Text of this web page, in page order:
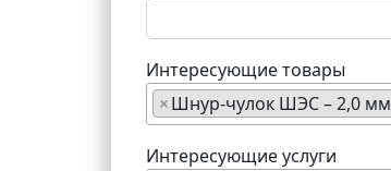
Интересующие товары
×Шнур-чулок ШЭС – 2,0 мм
Интересующие услуги